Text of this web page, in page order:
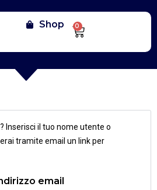
Shop 0
Inserisci il tuo nome utente o
tramite email un link per
email